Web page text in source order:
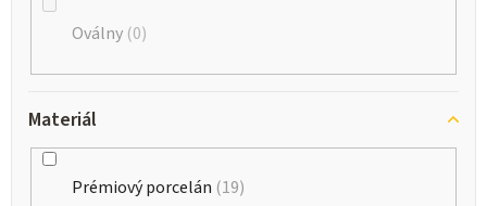
Oválny 0
Materiál
Prémiový porcelán 19